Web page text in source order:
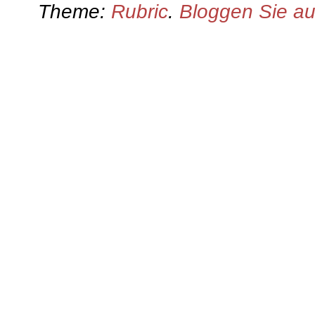
Theme: Rubric. Bloggen Sie